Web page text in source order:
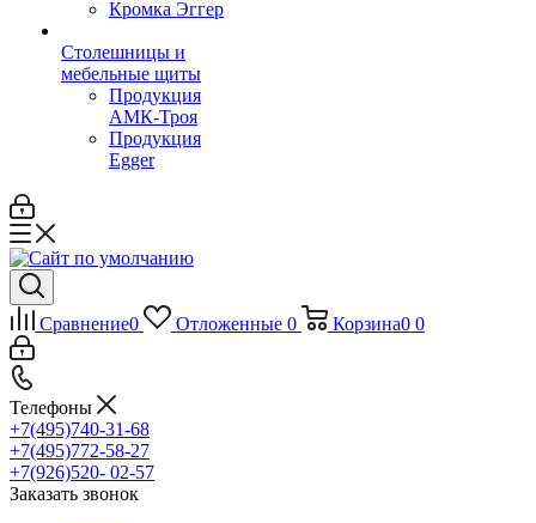
Кромка Эггер
Столешницы и
мебельные щиты
Продукция
АМК-Троя
Продукция
Egger
Сравнение0 Отложенные 0 Корзина0 0
Телефоны
+7(495)740-31-68
+7(495)772-58-27
+7(926)520- 02-57
Заказать звонок